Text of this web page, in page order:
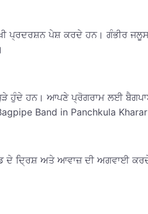
ਪ੍ਰਦਰਸ਼ਨ ਪੇਸ਼ ਕਰਦੇ ਹਨ। ਗੰਭੀਰ
ਹੁੰਦੇ ਹਨ। ਆਪਣੇ ਪ੍ਰੋਗਰਾਮ ਲਈ
Band in Panchkula
ਦੇ ਦ੍ਰਿਸ਼ ਅਤੇ ਆਵਾਜ਼ ਦੀ ਅਗਵਾਈ